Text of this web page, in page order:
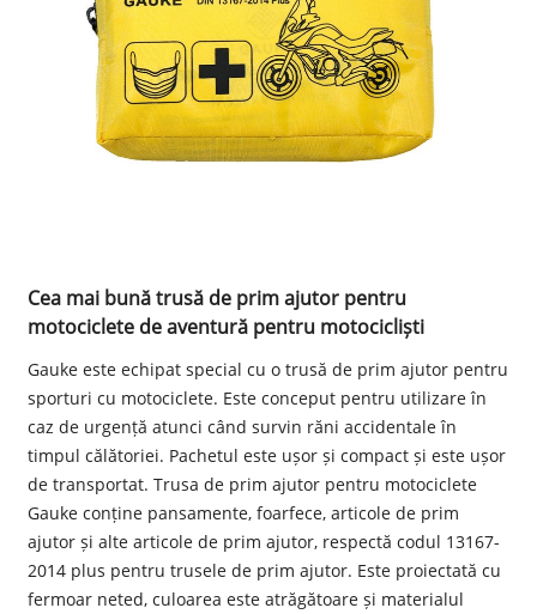
Cea mai bună trusă de prim ajutor pentru
motociclete de aventură pentru motocicliști
Gauke este echipat special cu o trusă de prim ajutor pentru
sporturi cu motociclete. Este conceput pentru utilizare în
caz de urgență atunci când survin răni accidentale în
timpul călătoriei. Pachetul este ușor și compact și este ușor
de transportat. Trusa de prim ajutor pentru motociclete
Gauke conține pansamente, foarfece, articole de prim
ajutor și alte articole de prim ajutor, respectă codul 13167-
2014 plus pentru trusele de prim ajutor. Este proiectată cu
fermoar neted, culoarea este atrăgătoare și materialul